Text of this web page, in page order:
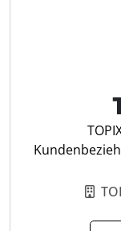
Anfragen und
Prozesse
Lead- &
Vertriebs-
Inbox für
Analytics &